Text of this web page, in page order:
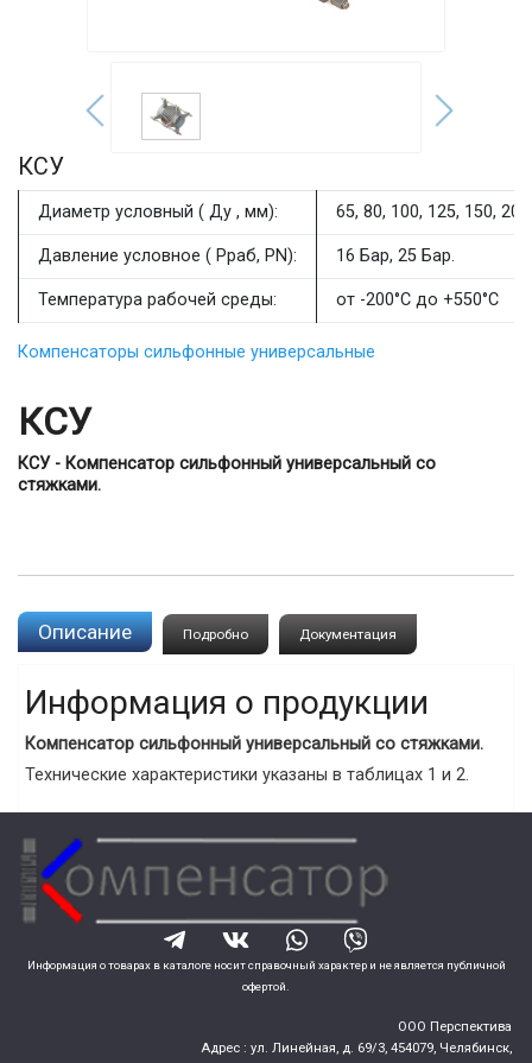
КСУ
Диаметр условный ( Ду , мм): 65, 80, 100, 125, 150,
Давление условное ( Рраб, PN): 16 Бар, 25 Бар.
Температура рабочей среды: от -200°С до +550°С
Компенсаторы сильфонные универсальные
КСУ
КСУ - Компенсатор сильфонный универсальный со
стяжками.
Описание Подробно Документация
Информация о продукции
Компенсатор сильфонный универсальный со стяжками.
Технические характеристики указаны в таблицах 1 и 2.
Информация о товарах в каталоге носит справочный характер и не является публичной
офертой.
ООО Перспектива
Адрес :ул. Линейная, д. 69/3, 454079, Челябинск,